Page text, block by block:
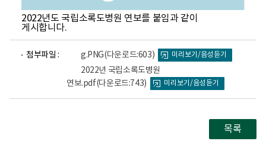
2022년도 국립소록도병원 연보를 붙임과 같이
게시합니다.
첨부파일 : g.PNG(다운로드:603) 미리보기/음성듣기
2022년 국립소록도병원
연보.pdf(다운로드:743) 미리보기/음성듣기
목록